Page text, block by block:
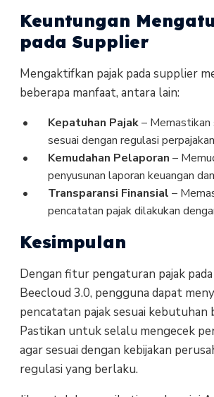
Keuntungan
pada Supplier
Mengaktifkan pajak pada supplier
beberapa manfaat, antara lain:
Kepatuhan Pajak– Memastikan
sesuai dengan regulasi
Kemudahan Pelaporan –
penyusunan laporan keuangan
Transparansi Finansial –
pencatatan pajak dilakukan
Kesimpulan
Dengan fitur pengaturan pajak
Beecloud 3.0, pengguna dapat
pencatatan pajak sesuai kebutuhan
Pastikan untuk selalu mengecek
agar sesuai dengan kebijakan
regulasi yang berlaku.